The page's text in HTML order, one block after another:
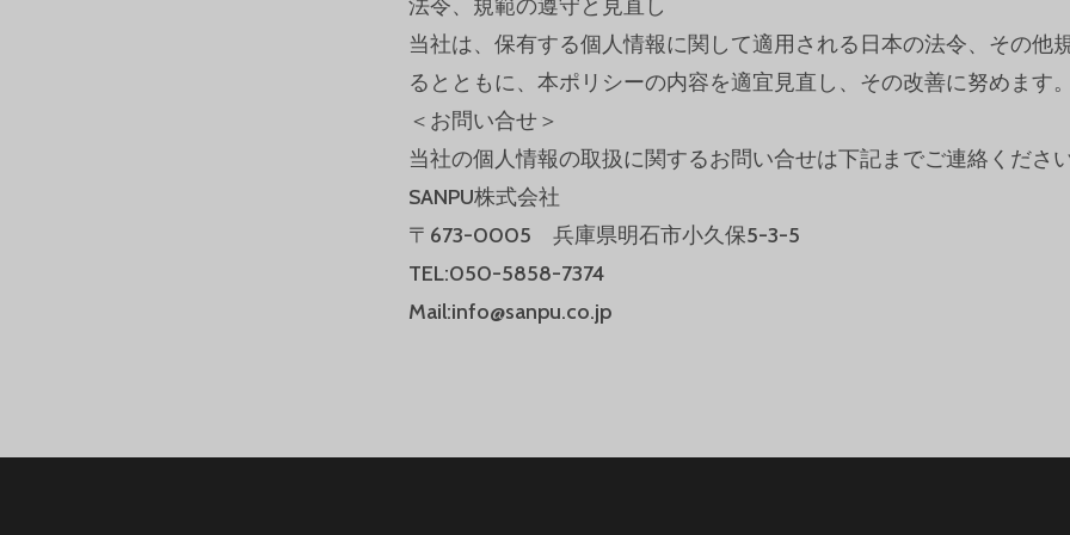
法令、規範の遵守と見直し
当社は、保有する個人情報に関して適用される日本の法令、その他
るとともに、本ポリシーの内容を適宜見直し、その改善に努めます。
＜お問い合せ＞
当社の個人情報の取扱に関するお問い合せは下記までご連絡ください
SANPU株式会社
〒673-0005 兵庫県明石市小久保5-3-5
TEL:050-5858-7374
Mail:info@sanpu.co.jp